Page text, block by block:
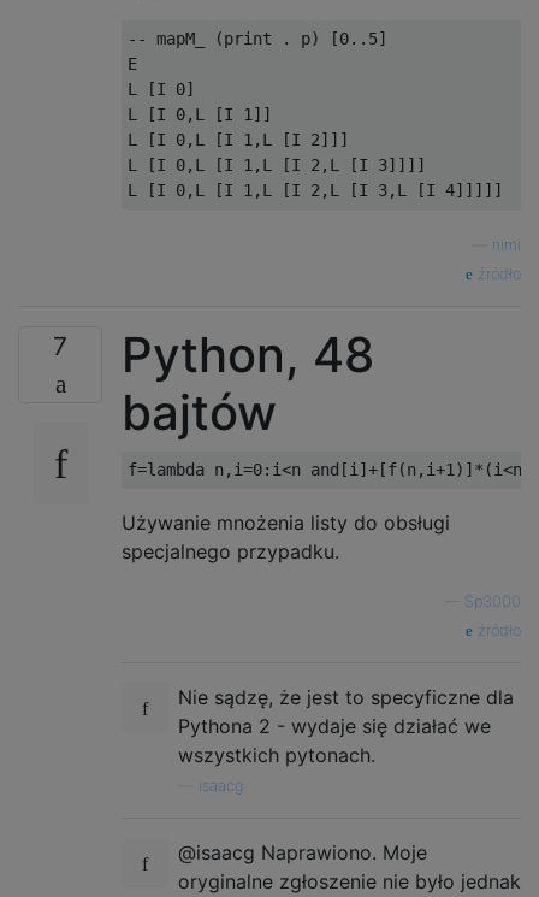
-- mapM_ (print . p) [0..5]
E
L [I 0]
L [I 0,L [I 1]]
L [I 0,L [I 1,L [I 2]]]
L [I 0,L [I 1,L [I 2,L [I 3]]]]
nimi
źródło
7
Python, 48
bajtów
f=lambda n , i=0: i<n and [i ]+[f(n , i+1 )]*(i<n
Używanie mnożenia listy do obsługi
specjalnego przypadku.
Sp3000
źródło
Nie sądzę, że jest to specyficzne dla
Pythona 2 - wydaje się działać we
wszystkich pytonach.
isaacg
@isaacg Naprawiono. Moje
oryginalne zgłoszenie nie było jednak